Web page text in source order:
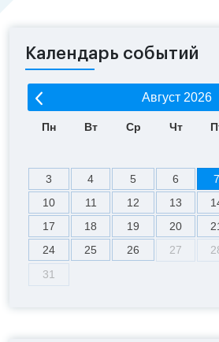
Календарь событий
Август 2026
Пн Вт Ср Чт
3
4 5 6 7
10
11 12 13
17
18 19 20
24
25 26 27
31